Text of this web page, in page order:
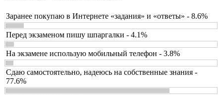
Заранее покупаю в Интернете «задания» и «ответы» - 8.6%
Перед экзаменом пишу шпаргалки - 4.1%
На экзамене использую мобильный телефон - 3.8%
Сдаю самостоятельно, надеюсь на собственные знания -
77.6%